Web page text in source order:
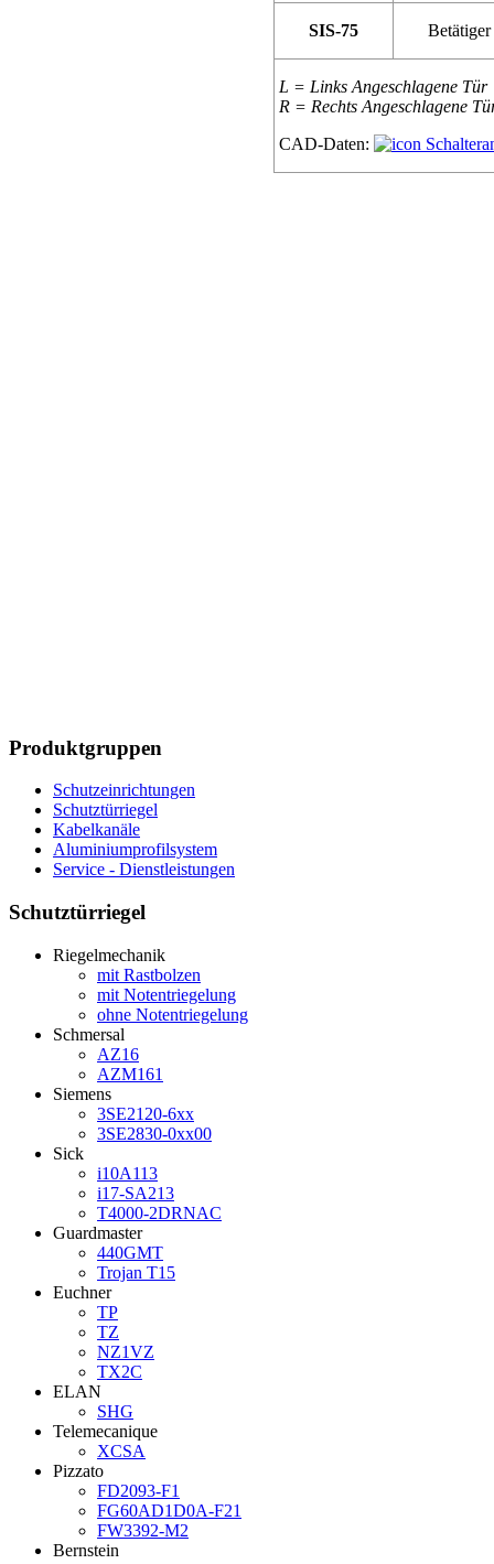
SIS-75 Betätiger
L = Links Angeschlagene Tür
R = Rechts Angeschlagene
CAD-Daten:
Produktgruppen
Schutzeinrichtungen
Schutztürriegel
Kabelkanäle
Aluminiumprofilsystem
Service - Dienstleistungen
Schutztürriegel
Riegelmechanik
mit Rastbolzen
mit Notentriegelung
ohne Notentriegelung
Schmersal
AZ16
AZM161
Siemens
3SE2120-6xx
3SE2830-0xx00
Sick
i10A113
i17-SA213
T4000-2DRNAC
Guardmaster
440GMT
Trojan T15
Euchner
TP
TZ
NZ1VZ
TX2C
ELAN
SHG
Telemecanique
XCSA
Pizzato
FD2093-F1
FG60AD1D0A-F21
FW3392-M2
Bernstein